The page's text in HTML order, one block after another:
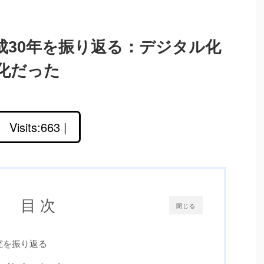
30年を振り返る：デジタル化
だった
Visits:663 |
閉じる
目 次
振り返る